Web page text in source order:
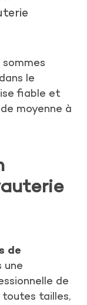
sommes
le
fiable et
moyenne à
de
une
de
tailles,